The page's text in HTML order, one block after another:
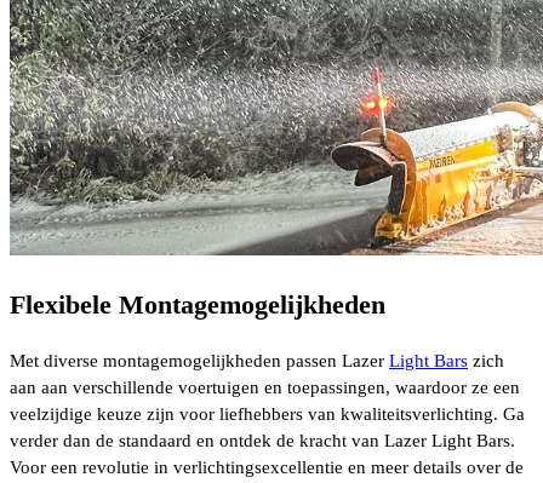
Flexibele Montagemogelijkheden
Met diverse montagemogelijkheden passen Lazer Light Bars zich
aan aan verschillende voertuigen en toepassingen, waardoor ze een
veelzijdige keuze zijn voor liefhebbers van kwaliteitsverlichting. Ga
verder dan de standaard en ontdek de kracht van Lazer Light Bars.
Voor een revolutie in verlichtingsexcellentie en meer details over de